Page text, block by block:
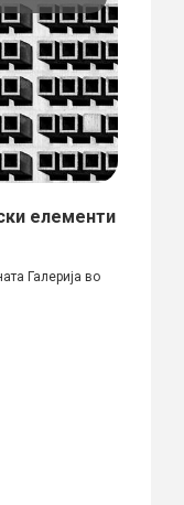
елементи
Галерија во